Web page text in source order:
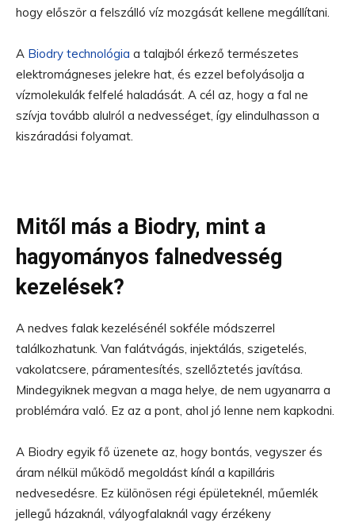
hogy először a felszálló víz mozgását kellene megállítani.
A Biodry technológia a talajból érkező természetes
elektromágneses jelekre hat, és ezzel befolyásolja a
vízmolekulák felfelé haladását. A cél az, hogy a fal ne
szívja tovább alulról a nedvességet, így elindulhasson a
kiszáradási folyamat.
Mitől más a Biodry, mint a
hagyományos falnedvesség
kezelések?
A nedves falak kezelésénél sokféle módszerrel
találkozhatunk. Van falátvágás, injektálás, szigetelés,
vakolatcsere, páramentesítés, szellőztetés javítása.
Mindegyiknek megvan a maga helye, de nem ugyanarra a
problémára való. Ez az a pont, ahol jó lenne nem kapkodni.
A Biodry egyik fő üzenete az, hogy bontás, vegyszer és
áram nélkül működő megoldást kínál a kapilláris
nedvesedésre. Ez különösen régi épületeknél, műemlék
jellegű házaknál, vályogfalaknál vagy érzékeny